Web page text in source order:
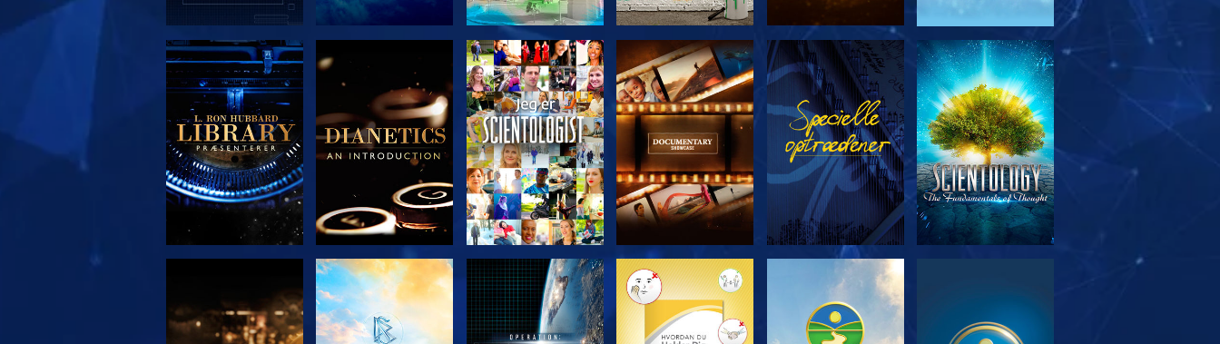
UDFORSK SERIEN UDFORSK SERIEN UDFORSK SERIEN UDFORSK SERIEN UDFORSK SERIEN SE
UDFORSK SERIEN SE UDFORSK SERIEN UDFORSK SERIEN UDFORSK SERIEN